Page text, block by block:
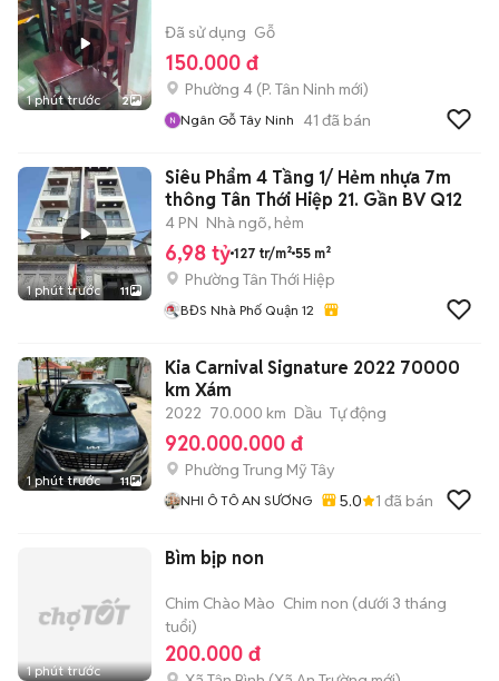
1 phút trước 2
Đã sử dụng Gỗ
150.000 đ
Phường 4 (P. Tân Ninh mới)
Ngân Gỗ Tây Ninh 41 đã bán
1 phút trước 11
Siêu Phẩm 4 Tầng 1/ Hẻm nhựa 7m
thông Tân Thới Hiệp 21. Gần BV Q12
4 PN Nhà ngõ, hẻm
6,98 tỷ 127 tr/m² 55 m²
Phường Tân Thới Hiệp
BĐS Nhà Phố Quận 12
1 phút trước 11
Kia Carnival Signature 2022 70000
km Xám
2022 70.000 km Dầu Tự động
920.000.000 đ
Phường Trung Mỹ Tây
NHI Ô TÔ AN SƯƠNG 5.0 1 đã bán
1 phút trước
Bìm bịp non
Chim Chào Mào Chim non (dưới 3 tháng
tuổi)
200.000 đ